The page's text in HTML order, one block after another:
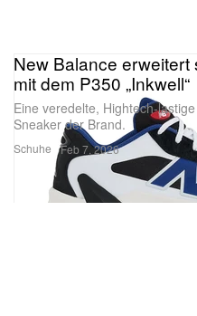
Schuhe
New Balance
mit dem P350 „Inkwell“
Eine veredelte, Hightech-
Sneaker der Brand.
Feb 7, 2026